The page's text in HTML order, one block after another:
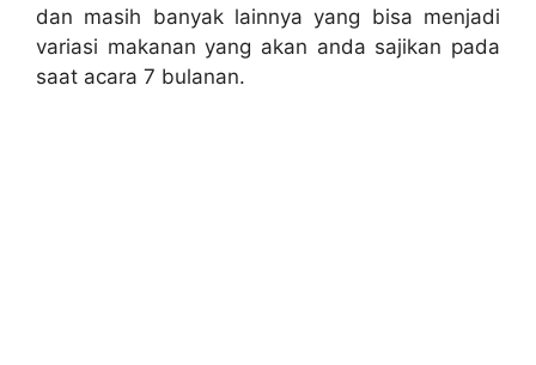
dan masih banyak lainnya yang bisa menjadi
variasi makanan yang akan anda sajikan pada
saat acara 7 bulanan.